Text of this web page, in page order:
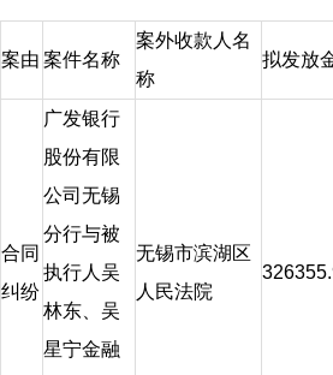
案由 案件名称
案外收款人名
称
拟发放
合同
纠纷
广发银行
股份有限
公司无锡
分行与被
执行人吴
林东、吴
星宁金融
无锡市滨湖区
人民法院